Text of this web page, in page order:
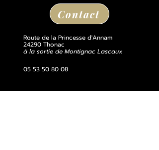
Contact
Route de la Princesse d'Annam
24290 Thonac
à la sortie de Montignac Lascaux
05 53 50 80 08
losse@chateaudelosse.com